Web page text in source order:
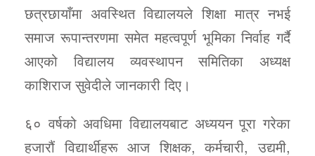
छत्रछायाँमा अवस्थित विद्यालयले शिक्षा मात्र नभई
समाज रूपान्तरणमा समेत महत्वपूर्ण भूमिका निर्वाह गर्दै
आएको विद्यालय व्यवस्थापन समितिका अध्यक्ष
काशिराज सुवेदीले जानकारी दिए।
६० वर्षको अवधिमा विद्यालयबाट अध्ययन पूरा गरेका
हजारौं विद्यार्थीहरू आज शिक्षक, कर्मचारी, उद्यमी,